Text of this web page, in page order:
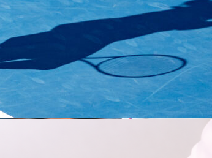
tras una ráfaga de 10 carreras en la 12ª entrada